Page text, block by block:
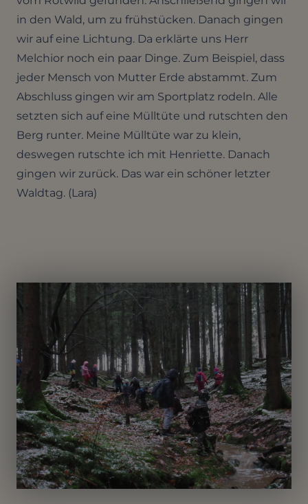
in den Wald, um zu frühstücken. Danach gingen
wir auf eine Lichtung. Da erklärte uns Herr
Melchior noch ein paar Dinge. Zum Beispiel, dass
jeder Mensch von Mutter Erde abstammt. Zum
Abschluss gingen wir am Sportplatz rodeln. Alle
setzten sich auf eine Mülltüte und rutschten den
Berg runter. Meine Mülltüte war zu klein,
deswegen rutschte ich mit Henriette. Danach
gingen wir zurück. Das war ein schöner letzter
Waldtag. (Lara)